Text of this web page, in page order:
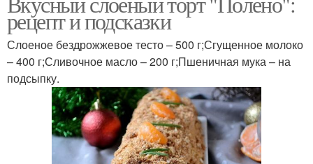
рецепт и подсказки
Слоеное бездрожжевое тесто – 500 г;Сгущенное молоко
– 400 г;Сливочное масло – 200 г;Пшеничная мука – на
подсыпку.